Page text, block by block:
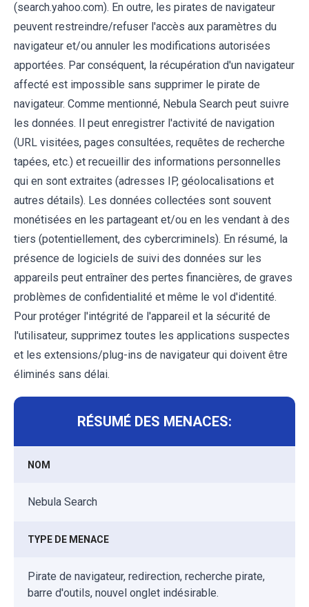
(search.yahoo.com). En outre, les pirates de navigateur
peuvent restreindre/refuser l'accès aux paramètres du
navigateur et/ou annuler les modifications autorisées
apportées. Par conséquent, la récupération d'un navigateur
affecté est impossible sans supprimer le pirate de
navigateur. Comme mentionné, Nebula Search peut suivre
les données. Il peut enregistrer l'activité de navigation
(URL visitées, pages consultées, requêtes de recherche
tapées, etc.) et recueillir des informations personnelles
qui en sont extraites (adresses IP, géolocalisations et
autres détails). Les données collectées sont souvent
monétisées en les partageant et/ou en les vendant à des
tiers (potentiellement, des cybercriminels). En résumé, la
présence de logiciels de suivi des données sur les
appareils peut entraîner des pertes financières, de graves
problèmes de confidentialité et même le vol d'identité.
Pour protéger l'intégrité de l'appareil et la sécurité de
l'utilisateur, supprimez toutes les applications suspectes
et les extensions/plug-ins de navigateur qui doivent être
éliminés sans délai.
RÉSUMÉ DES MENACES:
NOM
Nebula Search
TYPE DE MENACE
Pirate de navigateur, redirection, recherche pirate,
barre d'outils, nouvel onglet indésirable.